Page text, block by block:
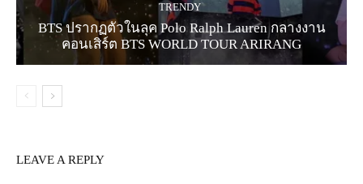
TRENDY
BTS ปรากฏตัวในลุค Polo Ralph Lauren กลางงาน
คอนเสิร์ต BTS WORLD TOUR ARIRANG
LEAVE A REPLY